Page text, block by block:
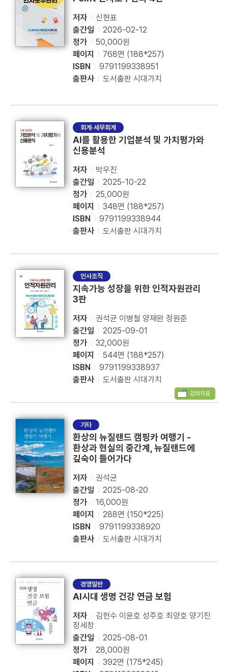
저자
신현표
출간일
2026-02-12
정가
50,000원
페이지
768면 (188*257)
ISBN
9791199338951
출판사
도서출판 시대가치
회계·세무회계
AI를 활용한 기업분석 및 가치평가와
신용분석
저자
박우진
출간일
2025-10-22
정가
25,000원
페이지
348면 (188*257)
ISBN
9791199338944
출판사
도서출판 시대가치
인사조직
지속가능 성장을 위한 인적자원관리
3판
저자
권석균 이병철 양재완 정원준
출간일
2025-09-01
정가
32,000원
페이지
544면 (188*257)
ISBN
9791199338937
출판사
도서출판 시대가치
강의자료
기타
환상의 뉴질랜드 캠핑카 여행기 -
환상과 현실의 중간계, 뉴질랜드에
깊숙이 들어가다
저자
권석균
출간일
2025-08-20
정가
16,000원
페이지
288면 (150*225)
ISBN
9791199338920
출판사
도서출판 시대가치
경영일반
AI시대 생명 건강 연금 보험
저자
김헌수 이윤호 성주호 최양호 양기진
정세창
출간일
2025-08-01
정가
28,000원
페이지
392면 (175*245)